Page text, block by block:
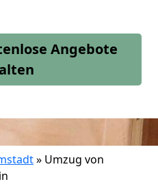
Angebote
» Umzug von